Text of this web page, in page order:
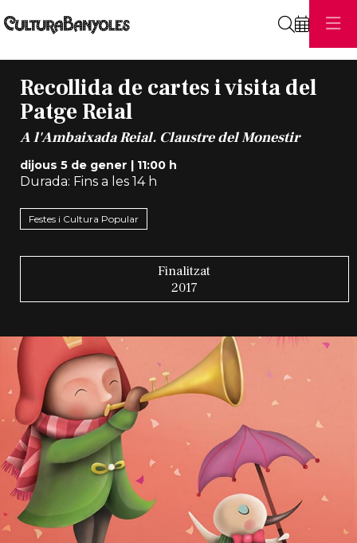
Recollida de cartes i visita del
Patge Reial
A l'Ambaixada Reial. Claustre del Monestir
dijous 5 de gener | 11:00 h
Durada: Fins a les 14 h
Festes i Cultura Popular
Finalitzat
2017